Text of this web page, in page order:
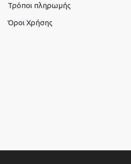
Τρόποι πληρωμής
Όροι Χρήσης